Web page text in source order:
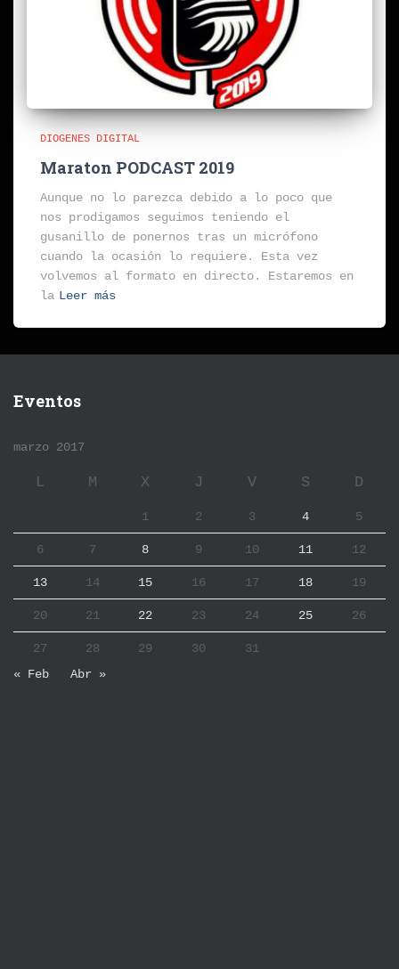
DIOGENES DIGITAL
Maraton PODCAST 2019
Aunque no lo parezca debido a lo poco que
nos prodigamos seguimos teniendo el
gusanillo de ponernos tras un micrófono
cuando la ocasión lo requiere. Esta vez
volvemos al formato en directo. Estaremos en
la Leer más
Eventos
marzo 2017
L M X J V S D
1 2 3 4 5
6 7 8 9 10 11 12
13 14 15 16 17 18 19
20 21 22 23 24 25 26
27 28 29 30
31
« Feb
Abr »